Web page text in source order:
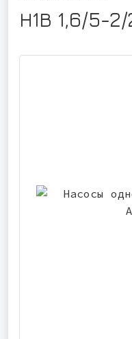
Н1В 1,6/5-